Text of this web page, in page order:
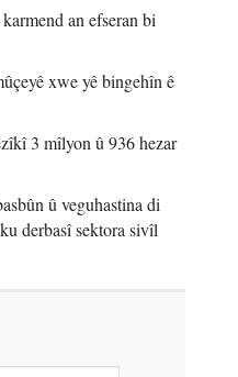
an efseran bi
xwe yê bingehîn ê
3 mîlyon û 936 hezar
û veguhastina di
derbasî sektora sivîl